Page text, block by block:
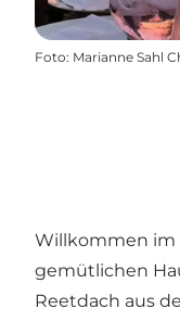
Foto: Marianne Sahl
Willkommen im
gemütlichen
Reetdach aus